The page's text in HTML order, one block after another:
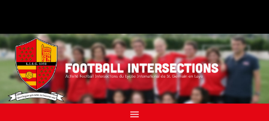
contenu